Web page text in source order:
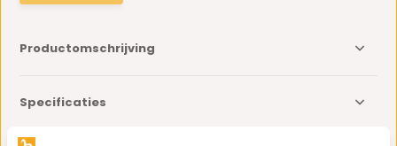
Productomschrijving
Specificaties